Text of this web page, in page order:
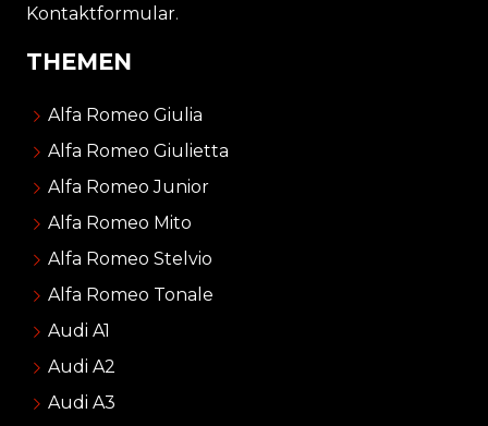
Kontaktformular.
THEMEN
Alfa Romeo Giulia
Alfa Romeo Giulietta
Alfa Romeo Junior
Alfa Romeo Mito
Alfa Romeo Stelvio
Alfa Romeo Tonale
Audi A1
Audi A2
Audi A3